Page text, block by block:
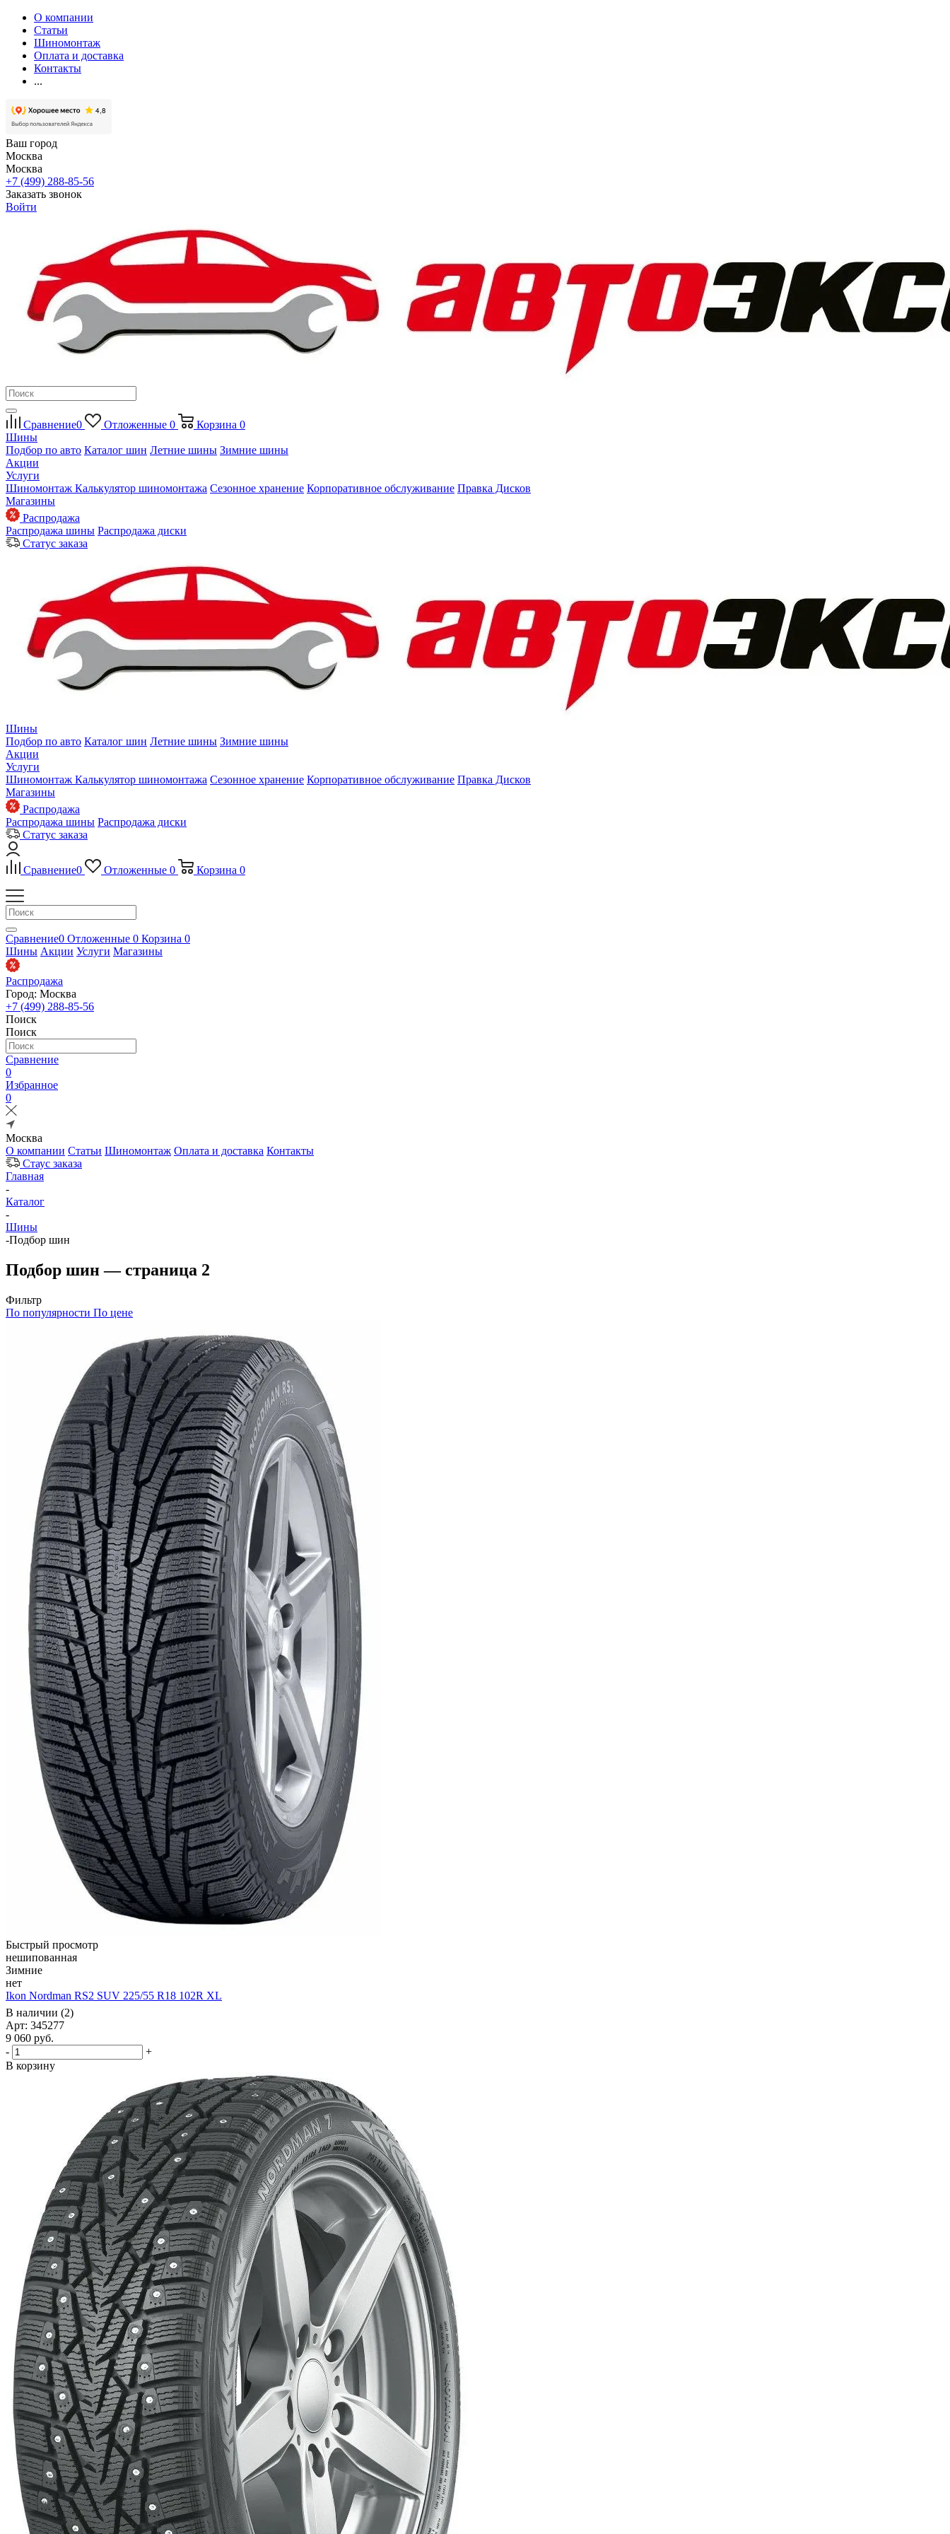
О компании
Статьи
Шиномонтаж
Оплата и доставка
Контакты
...
Ваш город
Москва
Москва
+7 (499) 288-85-56
Заказать звонок
Войти
Сравнение0 Отложенные 0 Корзина 0
Шины
Подбор по авто Каталог шин Летние шины Зимние шины
Акции
Услуги
Шиномонтаж Калькулятор шиномонтажа Сезонное хранение Корпоративное обслуживание Правка Дисков
Магазины
Распродажа
Распродажа шины Распродажа диски
Статус заказа
Шины
Подбор по авто Каталог шин Летние шины Зимние шины
Акции
Услуги
Шиномонтаж Калькулятор шиномонтажа Сезонное хранение Корпоративное обслуживание Правка Дисков
Магазины
Распродажа
Распродажа шины Распродажа диски
Статус заказа
Сравнение0 Отложенные 0 Корзина 0
Сравнение0 Отложенные 0 Корзина 0
Шины Акции Услуги Магазины
Распродажа
Город: Москва
+7 (499) 288-85-56
Поиск
Поиск
Сравнение
0
Избранное
0
Москва
О компании Статьи Шиномонтаж Оплата и доставка Контакты
Стаус заказа
Главная
-
Каталог
-
Шины
-Подбор шин
Подбор шин — страница 2
Фильтр
По популярности По цене
Быстрый просмотр
нешипованная
Зимние
нет
Ikon Nordman RS2 SUV 225/55 R18 102R XL
В наличии (2)
Арт: 345277
9 060 руб.
-
+
В корзину